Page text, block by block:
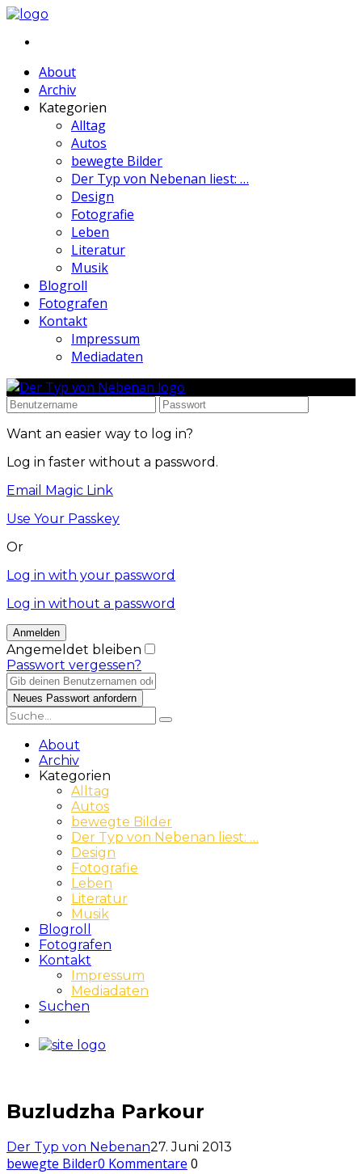
About
Archiv
Kategorien
Alltag
Autos
bewegte Bilder
Der Typ von Nebenan liest: …
Design
Fotografie
Leben
Literatur
Musik
Blogroll
Fotografen
Kontakt
Impressum
Mediadaten
Want an easier way to log in?
Log in faster without a password.
Email Magic Link
Use Your Passkey
Or
Log in with your password
Log in without a password
Angemeldet bleiben
Passwort vergessen?
About
Archiv
Kategorien
Alltag
Autos
bewegte Bilder
Der Typ von Nebenan liest: …
Design
Fotografie
Leben
Literatur
Musik
Blogroll
Fotografen
Kontakt
Impressum
Mediadaten
Suchen
Buzludzha Parkour
Der Typ von Nebenan27. Juni 2013
bewegte Bilder0 Kommentare 0